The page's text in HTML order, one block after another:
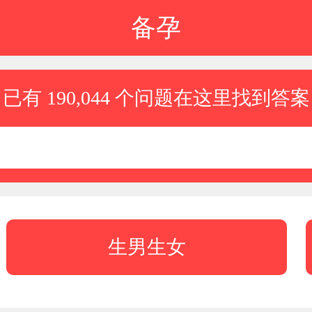
备孕
已有 190,044 个问题在这里找到答案
生男生女